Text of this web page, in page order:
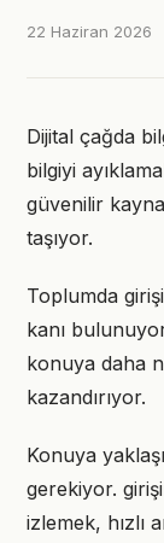
22 Haziran 2026
Dijital çağda
bilgiyi
güvenilir
taşıyor.
Toplumda
kanı
konuya daha
kazandırıyor.
Konuya
gerekiyor.
izlemek, hızlı